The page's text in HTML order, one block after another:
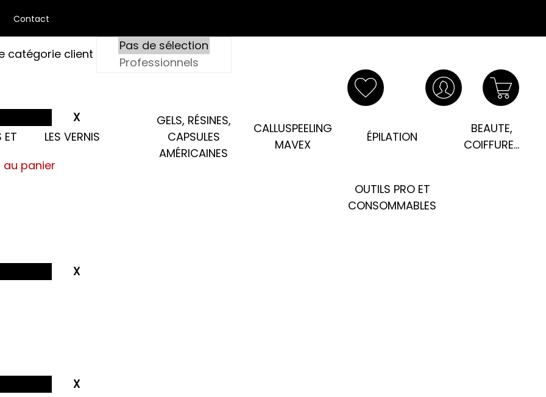
Contact
catégorie client
panier
ET LES VERNIS
GELS, RÉSINES,
CAPSULES
AMÉRICAINES
CALLUSPEELING
MAVEX
ÉPILATION
BEAUTE,
COIFFURE...
OUTILS PRO ET
CONSOMMABLES